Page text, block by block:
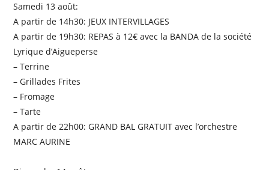
Samedi 13 août:
A partir de 14h30: JEUX INTERVILLAGES
A partir de 19h30: REPAS à 12€ avec la BANDA de la société
Lyrique d’Aigueperse
– Terrine
– Grillades Frites
– Fromage
– Tarte
A partir de 22h00: GRAND BAL GRATUIT avec l’orchestre
MARC AURINE